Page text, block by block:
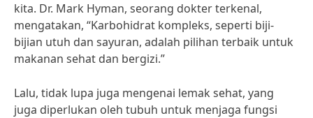
kita. Dr. Mark Hyman, seorang dokter terkenal,
mengatakan, “Karbohidrat kompleks, seperti biji-
bijian utuh dan sayuran, adalah pilihan terbaik untuk
makanan sehat dan bergizi.”
Lalu, tidak lupa juga mengenai lemak sehat, yang
juga diperlukan oleh tubuh untuk menjaga fungsi